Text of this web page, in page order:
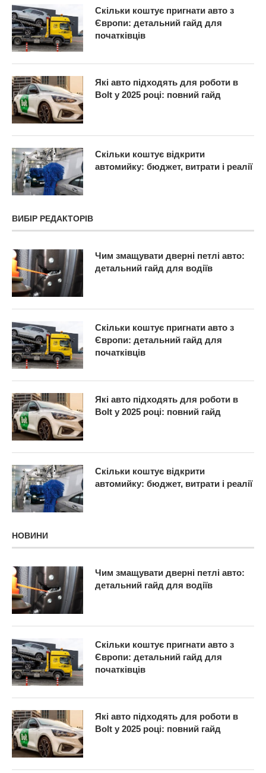
Скільки коштує пригнати авто з
Європи: детальний гайд для
початківців
Які авто підходять для роботи в
Bolt у 2025 році: повний гайд
Скільки коштує відкрити
автомийку: бюджет, витрати і реалії
ВИБІР РЕДАКТОРІВ
Чим змащувати дверні петлі авто:
детальний гайд для водіїв
Скільки коштує пригнати авто з
Європи: детальний гайд для
початківців
Які авто підходять для роботи в
Bolt у 2025 році: повний гайд
Скільки коштує відкрити
автомийку: бюджет, витрати і реалії
НОВИНИ
Чим змащувати дверні петлі авто:
детальний гайд для водіїв
Скільки коштує пригнати авто з
Європи: детальний гайд для
початківців
Які авто підходять для роботи в
Bolt у 2025 році: повний гайд